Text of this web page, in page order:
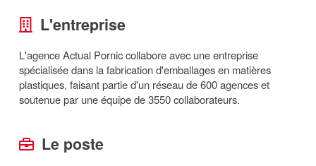
L'entreprise
L'agence Actual Pornic collabore avec une entreprise
spécialisée dans la fabrication d'emballages en matières
plastiques, faisant partie d'un réseau de 600 agences et
soutenue par une équipe de 3550 collaborateurs.
Le poste